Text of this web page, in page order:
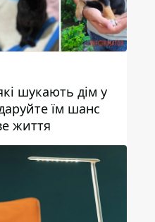
шукають дім у
їм шанс
життя